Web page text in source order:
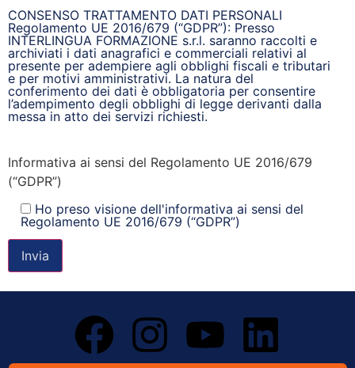
CONSENSO TRATTAMENTO DATI PERSONALI
Regolamento UE 2016/679 (“GDPR”): Presso
INTERLINGUA FORMAZIONE s.r.l. saranno raccolti e
archiviati i dati anagrafici e commerciali relativi al
presente per adempiere agli obblighi fiscali e tributari
e per motivi amministrativi. La natura del
conferimento dei dati è obbligatoria per consentire
l’adempimento degli obblighi di legge derivanti dalla
messa in atto dei servizi richiesti.
Informativa ai sensi del Regolamento UE 2016/679
(“GDPR”)
Ho preso visione dell'informativa ai sensi del
Regolamento UE 2016/679 (“GDPR”)